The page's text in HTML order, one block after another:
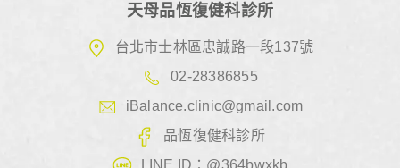
天母品恆復健科診所
台北市士林區忠誠路一段137號
02-28386855
iBalance.clinic@gmail.com
品恆復健科診所
LINE ID：@364bwxkb